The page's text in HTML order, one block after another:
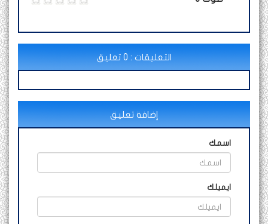
التعليقات : 0 تعليق
إضافة تعليق
اسمك
ايميلك